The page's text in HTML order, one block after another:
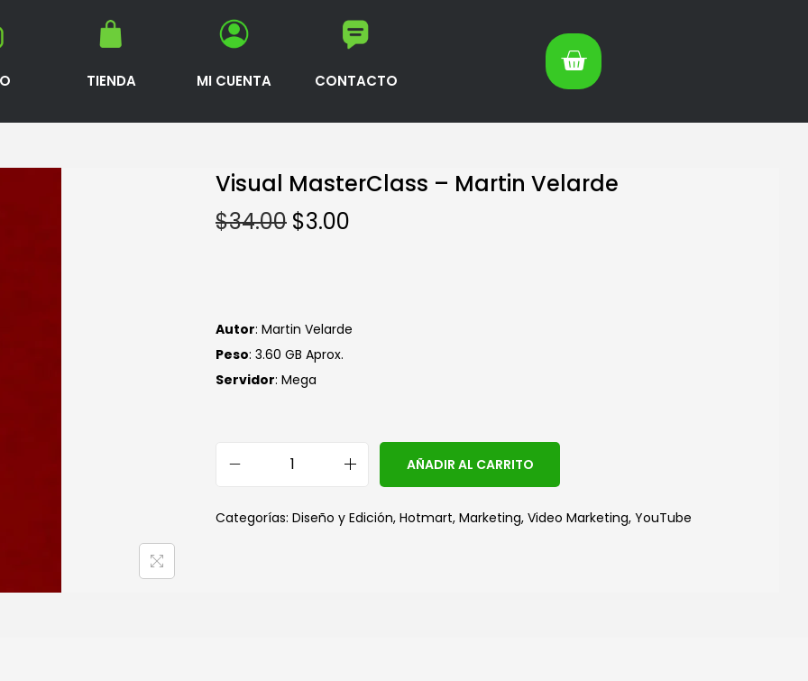
TIENDA MI CUENTA CONTACTO
Visual MasterClass – Martin Velarde
$34.00 $3.00
Autor: Martin Velarde
Peso: 3.60 GB Aprox.
Servidor: Mega
AÑADIR AL CARRITO
Categorías: Diseño y Edición, Hotmart, Marketing, Video Marketing, YouTube